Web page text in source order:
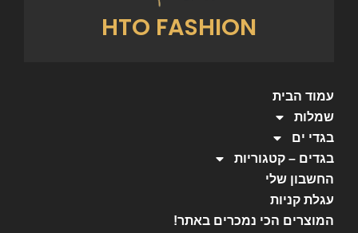
HTO FASHION
עמוד הבית
שמלות
בגדי ים
בגדים – קטגוריות
החשבון שלי
עגלת קניות
המוצרים הכי נמכרים באתר!